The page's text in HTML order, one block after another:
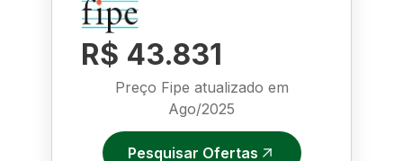
R$ 43.831
Preço Fipe atualizado em
Ago/2025
Pesquisar Ofertas